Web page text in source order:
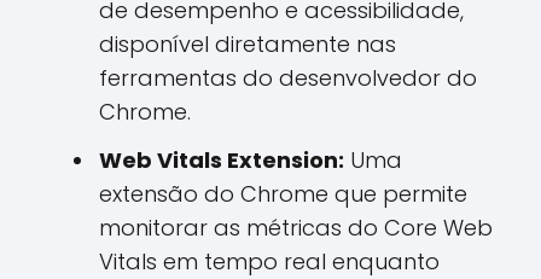
de desempenho e acessibilidade,
disponível diretamente nas
ferramentas do desenvolvedor do
Chrome.
Web Vitals Extension: Uma
extensão do Chrome que permite
monitorar as métricas do Core Web
Vitals em tempo real enquanto